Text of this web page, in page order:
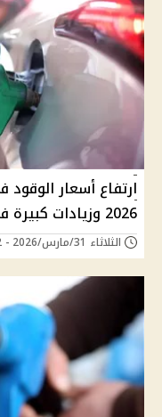
ارتفاع أسعار الوقود
2026 وزيادات كبيرة في البنزين والسولار
الثلاثاء 31/مارس/2026 - 09:02 م